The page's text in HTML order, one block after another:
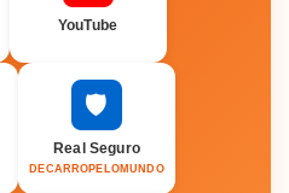
YouTube
🛡️
Real Seguro
DECARROPELOMUNDO